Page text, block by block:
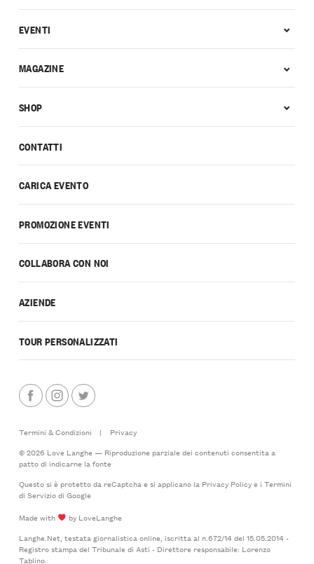
CONTATTI
CARICA EVENTO
PROMOZIONE EVENTI
COLLABORA CON NOI
AZIENDE
TOUR PERSONALIZZATI
EVENTI
MAGAZINE
SHOP
Termini & Condizioni |
Privacy
© 2026 Love Langhe — Riproduzione parziale dei contenuti consentita a
patto di indicarne la fonte
Questo si è protetto da reCaptcha e si applicano la Privacy Policye i Termini
di Serviziodi Google
Made with
by LoveLanghe
Langhe.Net, testata giornalistica online, iscritta al n.672/14 del 15.05.2014 -
Registro stampa del Tribunale di Asti - Direttore responsabile: Lorenzo
Tablino.